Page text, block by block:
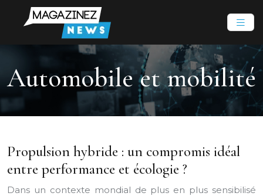
Automobile et mobilité
Propulsion hybride : un compromis idéal
entre performance et écologie ?
Dans un contexte mondial de plus en plus sensibilisé